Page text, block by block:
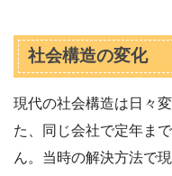
社会構造の変化
現代の社会構造は日々
た、同じ会社で定年ま
ん。当時の解決方法で